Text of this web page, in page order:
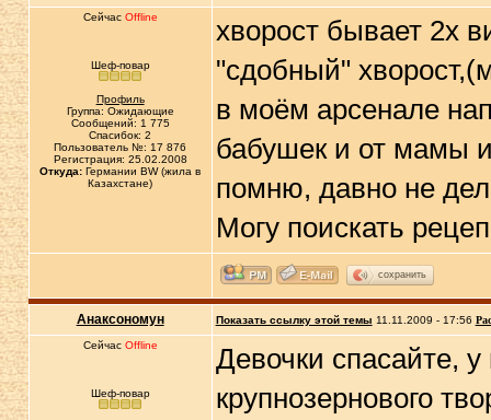
Сейчас Offline
Шеф-повар
Профиль
Группа: Ожидающие
Сообщений: 1 775
Спасибок: 2
Пользователь №: 17 876
Регистрация: 25.02.2008
Откуда: Германии BW (жила в
Казахстане)
хворост бывает 2х
"сдобный"
в моём арсенале
бабушек и от мамы
помню, давно не
Могу поискать
сохранить
Анаксономун Показать ссылку этой темы 11.11.2009 - 17:56
Сейчас Offline
Шеф-повар
Девочки спасайте,
крупнозернового